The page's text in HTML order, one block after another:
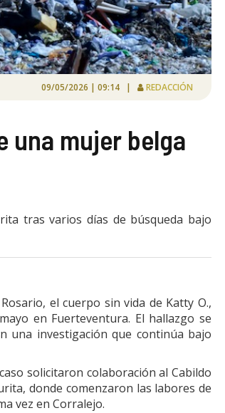
09/05/2026 | 09:14 | REDACCIÓN
una mujer belga
tras varios días de búsqueda bajo
el cuerpo sin vida de Katty O.,
en Fuerteventura. El hallazgo se
una investigación que continúa bajo
solicitaron colaboración al Cabildo
donde comenzaron las labores de
vez en Corralejo.